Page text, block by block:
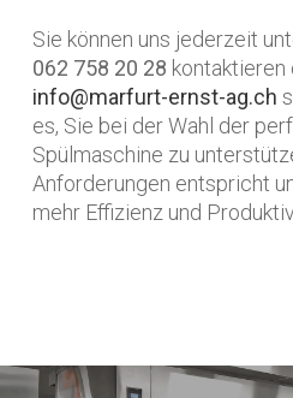
Sie können uns jederzeit
062 758 20 28 kontaktieren
info@marfurt-ernst-ag.ch
es, Sie bei der Wahl der
Spülmaschine zu
Anforderungen entspricht
mehr Effizienz und